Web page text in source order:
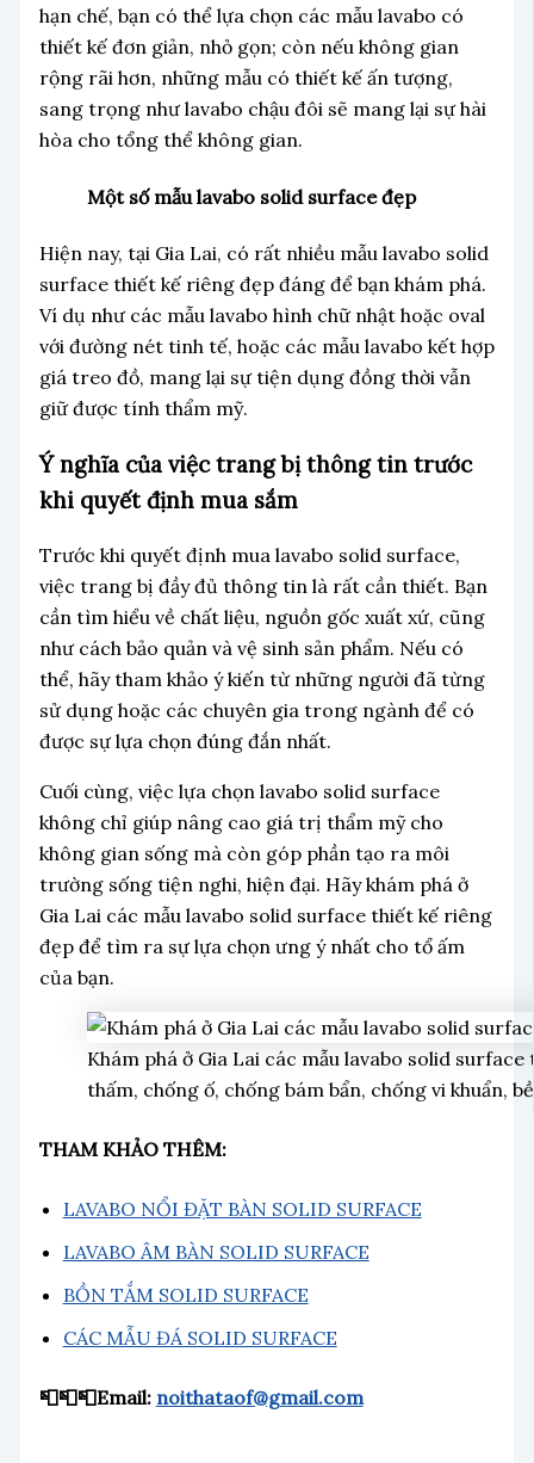
hạn chế, bạn có thể lựa chọn các mẫu lavabo có
thiết kế đơn giản, nhỏ gọn; còn nếu không gian
rộng rãi hơn, những mẫu có thiết kế ấn tượng,
sang trọng như lavabo chậu đôi sẽ mang lại sự hài
hòa cho tổng thể không gian.
Một số mẫu lavabo solid surface đẹp
Hiện nay, tại Gia Lai, có rất nhiều mẫu lavabo solid
surface thiết kế riêng đẹp đáng để bạn khám phá.
Ví dụ như các mẫu lavabo hình chữ nhật hoặc oval
với đường nét tinh tế, hoặc các mẫu lavabo kết hợp
giá treo đồ, mang lại sự tiện dụng đồng thời vẫn
giữ được tính thẩm mỹ.
Ý nghĩa của việc trang bị thông tin trước
khi quyết định mua sắm
Trước khi quyết định mua lavabo solid surface,
việc trang bị đầy đủ thông tin là rất cần thiết. Bạn
cần tìm hiểu về chất liệu, nguồn gốc xuất xứ, cũng
như cách bảo quản và vệ sinh sản phẩm. Nếu có
thể, hãy tham khảo ý kiến từ những người đã từng
sử dụng hoặc các chuyên gia trong ngành để có
được sự lựa chọn đúng đắn nhất.
Cuối cùng, việc lựa chọn lavabo solid surface
không chỉ giúp nâng cao giá trị thẩm mỹ cho
không gian sống mà còn góp phần tạo ra môi
trường sống tiện nghi, hiện đại. Hãy khám phá ở
Gia Lai các mẫu lavabo solid surface thiết kế riêng
đẹp để tìm ra sự lựa chọn ưng ý nhất cho tổ ấm
của bạn.
Khám phá ở Gia Lai các mẫu lavabo solid
thấm, chống ố, chống bám bẩn, chống vi khuẩn,
THAM KHẢO THÊM:
LAVABO NỔI ĐẶT BÀN SOLID SURFACE
LAVABO ÂM BÀN SOLID SURFACE
BỒN TẮM SOLID SURFACE
CÁC MẪU ĐÁ SOLID SURFACE
📮📮📮Email: noithataof@gmail.com